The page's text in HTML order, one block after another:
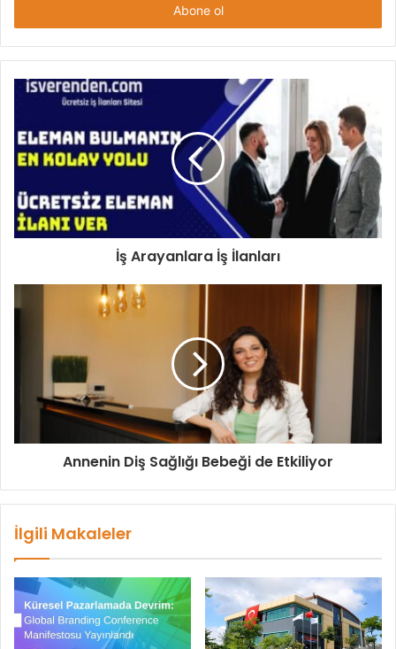
İş Arayanlara İş İlanları
Annenin Diş Sağlığı Bebeği de Etkiliyor
İlgili Makaleler